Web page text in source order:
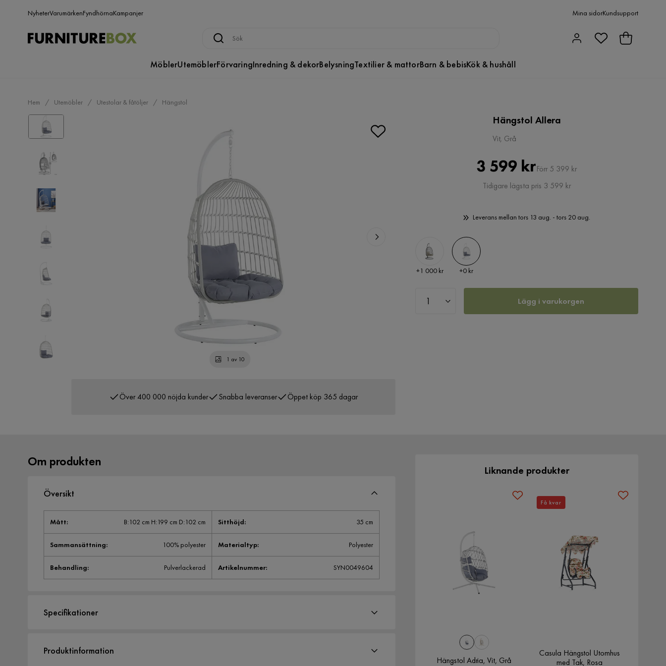
NyheterVarumärkenFyndhörnaKampanjer Mina sidorKundsupport
MöblerUtemöblerFörvaringInredning & dekorBelysningTextilier & mattorBarn & bebisKök & hushåll
Hem Utemöbler Utestolar & fåtöljer Hängstol
1 av 10
Över 400 000 nöjda kunder Snabba leveranser Öppet köp 365 dagar
Hängstol Allera
Vit, Grå
Pris
3 599 krOriginal
Pris
Förr 5 399 kr
Tidigare lägsta pris 3 599 kr
Leverans mellan tors 13 aug. - tors 20 aug.
Pris
+1 000 kr Pris
+0 kr
Lägg i varukorgen
Om produkten
Översikt
Mått: B:102 cm H:199 cm D:102 cm Sitthöjd: 35 cm
Sammansättning: 100% polyester Materialtyp: Polyester
Behandling: Pulverlackerad Artikelnummer: SYN0049604
Specifikationer
Storlek
Produktinformation
Liknande produkter
Hängstol Adria, Vit, Grå
Casula Hängstol Utomhus
med Tak, Rosa
Få kvar